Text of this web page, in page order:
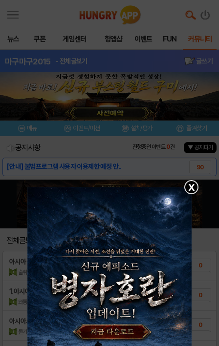
뉴스 쿠폰 게임센터 헝앱샵 이벤트 FUN 커뮤니티
마구마구2015 - 전체글보기 글쓰기
메뉴 이벤트/미션 설치/평가 즐겨찾기
공지사항 진행중인 이벤트0건 ▼ 공지펴기
[안내] 불법프로그램 사용자 이용제한 예정 안.. 90
[가이드] 마구마구 뉴가이드
[가이드] 마구마구 가이드
[정보] 가명선수들, 실제로는 누구? 232
[정보] 팀별 세트덱 정보 by ..
[정보] 구단별 레전,플레 현황 b..
[정보] 포지션, 연도별 고급 선수 현황 .. 22
[정보] 시즌2 업적 단계별 보상 by ..
전체글보기
아시아 시리즈 우승팀은?
술취한불꽃 조회수:106 | 13.11.20
0
1.아시아시리즈 우승팀은?
와통령 조회수:92 | 13.11.20
0
아시아시리즈 우승팀은?
물기야이범지 조회수:101 | 13.11.20
0
X